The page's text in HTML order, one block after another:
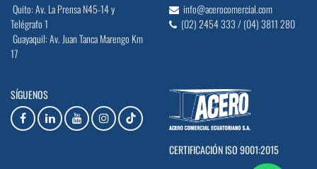
Quito: Av. La Prensa N45-14 y
Telégrafo 1
Guayaquil: Av. Juan Tanca Marengo Km
17
info@acerocomercial.com
(02) 2454 333 / (04) 3811 280
SÍGUENOS
CERTIFICACIÓN ISO 9001:2015